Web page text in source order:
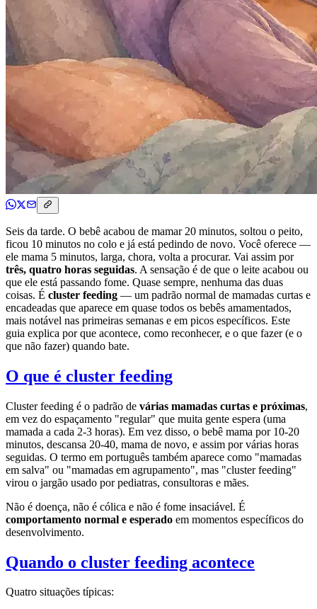
Seis da tarde. O bebê acabou de mamar 20 minutos, soltou o peito,
ficou 10 minutos no colo e já está pedindo de novo. Você oferece —
ele mama 5 minutos, larga, chora, volta a procurar. Vai assim por
três, quatro horas seguidas. A sensação é de que o leite acabou ou
que ele está passando fome. Quase sempre, nenhuma das duas
coisas. É cluster feeding — um padrão normal de mamadas curtas e
encadeadas que aparece em quase todos os bebês amamentados,
mais notável nas primeiras semanas e em picos específicos. Este
guia explica por que acontece, como reconhecer, e o que fazer (e o
que não fazer) quando bate.
O que é cluster feeding
Cluster feeding é o padrão de várias mamadas curtas e próximas,
em vez do espaçamento "regular" que muita gente espera (uma
mamada a cada 2-3 horas). Em vez disso, o bebê mama por 10-20
minutos, descansa 20-40, mama de novo, e assim por várias horas
seguidas. O termo em português também aparece como "mamadas
em salva" ou "mamadas em agrupamento", mas "cluster feeding"
virou o jargão usado por pediatras, consultoras e mães.
Não é doença, não é cólica e não é fome insaciável. É
comportamento normal e esperado em momentos específicos do
desenvolvimento.
Quando o cluster feeding acontece
Quatro situações típicas: